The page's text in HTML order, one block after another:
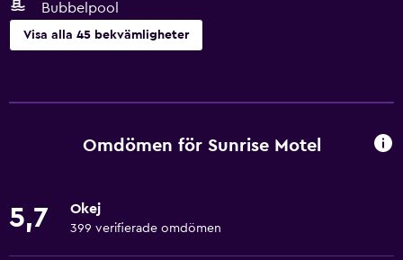
Bubbelpool
Visa alla 45 bekvämligheter
Gratis WiFi
Handdukar
Omdömen för Sunrise Motel
5,7 Okej
399 verifierade omdömen